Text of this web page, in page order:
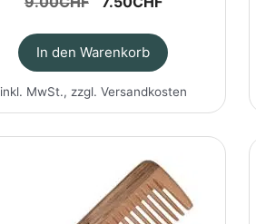
war:
9.00CHF
ist:
7.50CHF.
In den Warenkorb
inkl. MwSt., zzgl. Versandkosten